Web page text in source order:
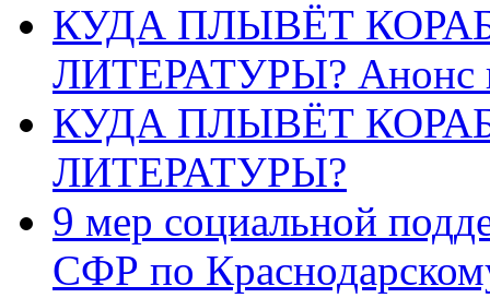
КУДА ПЛЫВЁТ
ЛИТЕРАТУРЫ? Анонс
КУДА ПЛЫВЁТ
ЛИТЕРАТУРЫ?
9 мер социальной
СФР по